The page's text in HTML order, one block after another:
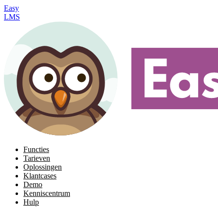
Easy
LMS
Functies
Tarieven
Oplossingen
Klantcases
Demo
Kenniscentrum
Hulp